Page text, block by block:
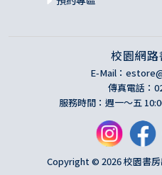
校園網
E-Mail：
傳真電話：
服務時間：週一～五
Copyright © 2026 校園書